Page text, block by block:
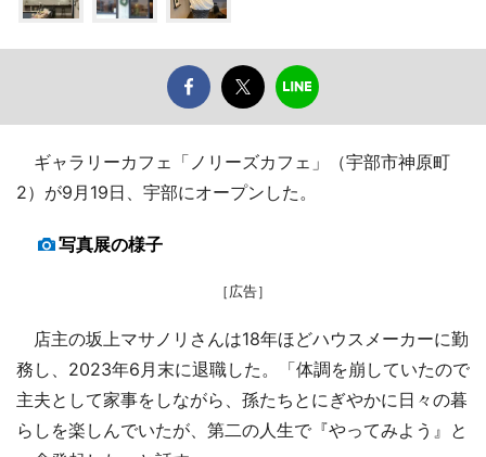
ギャラリーカフェ「ノリーズカフェ」（宇部市神原町
2）が9月19日、宇部にオープンした。
写真展の様子
［広告］
店主の坂上マサノリさんは18年ほどハウスメーカーに勤
務し、2023年6月末に退職した。「体調を崩していたので
主夫として家事をしながら、孫たちとにぎやかに日々の暮
らしを楽しんでいたが、第二の人生で『やってみよう』と